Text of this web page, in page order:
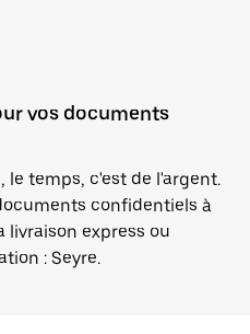
vos documents
le temps, c'est de l'argent.
confidentiels à
livraison express ou
: Seyre.